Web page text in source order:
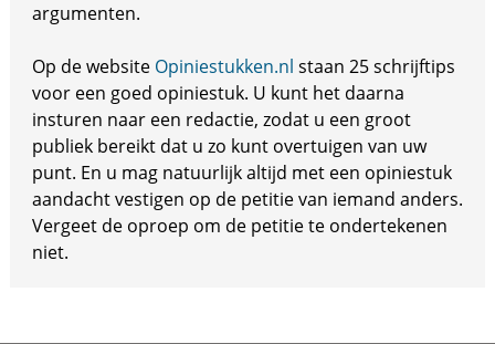
argumenten.
Op de website Opiniestukken.nl staan 25 schrijftips
voor een goed opiniestuk. U kunt het daarna
insturen naar een redactie, zodat u een groot
publiek bereikt dat u zo kunt overtuigen van uw
punt. En u mag natuurlijk altijd met een opiniestuk
aandacht vestigen op de petitie van iemand anders.
Vergeet de oproep om de petitie te ondertekenen
niet.